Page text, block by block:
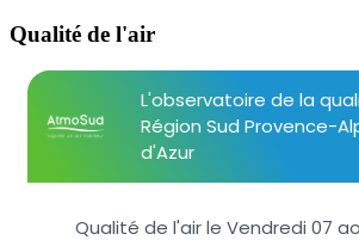
Qualité de l'air